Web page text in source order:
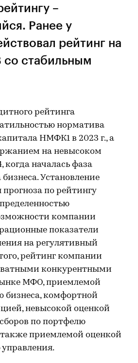
–
Ранее у
рейтинг на
со стабильным
рейтинга
норматива
НМФК1 в 2023 г., а
на невысоком
когда началась фаза
Установление
по рейтингу
компании
показатели
на регулятивный
рейтинг компании
конкурентными
МФО, приемлемой
бизнеса, комфортной
невысокой оценкой
по портфелю
приемлемой оценкой